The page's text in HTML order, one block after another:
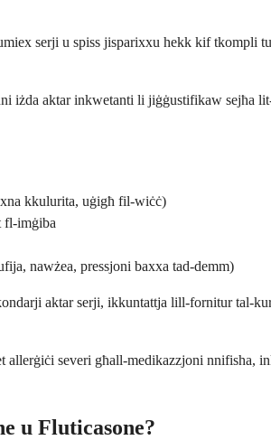
serji u spiss jisparixxu hekk kif
iżda aktar inkwetanti li jiġġustifikaw sejħa
kkulurita, uġigħ fil-wiċċ)
fl-imġiba
nawżea, pressjoni baxxa tad-demm)
aktar serji, ikkuntattja lill-fornitur tal-
allerġiċi severi għall-medikazzjoni
u Fluticasone?